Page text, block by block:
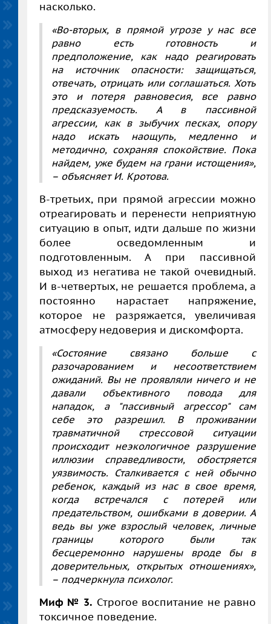
насколько.
«Во-вторых, в прямой угрозе у нас все
равно есть готовность и
предположение, как надо реагировать
на источник опасности: защищаться,
отвечать, отрицать или соглашаться. Хоть
это и потеря равновесия, все равно
предсказуемость. А в пассивной
агрессии, как в зыбучих песках, опору
надо искать наощупь, медленно и
методично, сохраняя спокойствие. Пока
найдем, уже будем на грани истощения»,
– объясняет И. Кротова.
В-третьих, при прямой агрессии можно
отреагировать и перенести неприятную
ситуацию в опыт, идти дальше по жизни
более осведомленным и
подготовленным. А при пассивной
выход из негатива не такой очевидный.
И в-четвертых, не решается проблема, а
постоянно нарастает напряжение,
которое не разряжается, увеличивая
атмосферу недоверия и дискомфорта.
«Состояние связано больше с
разочарованием и несоответствием
ожиданий. Вы не проявляли ничего и не
давали объективного повода для
нападок, а "пассивный агрессор" сам
себе это разрешил. В проживании
травматичной стрессовой ситуации
происходит неэкологичное разрушение
иллюзии справедливости, обостряется
уязвимость. Сталкивается с ней обычно
ребенок, каждый из нас в свое время,
когда встречался с потерей или
предательством, ошибками в доверии. А
ведь вы уже взрослый человек, личные
границы которого были так
бесцеремонно нарушены вроде бы в
доверительных, открытых отношениях»,
– подчеркнула психолог.
Миф № 3. Строгое воспитание не равно
токсичное поведение.